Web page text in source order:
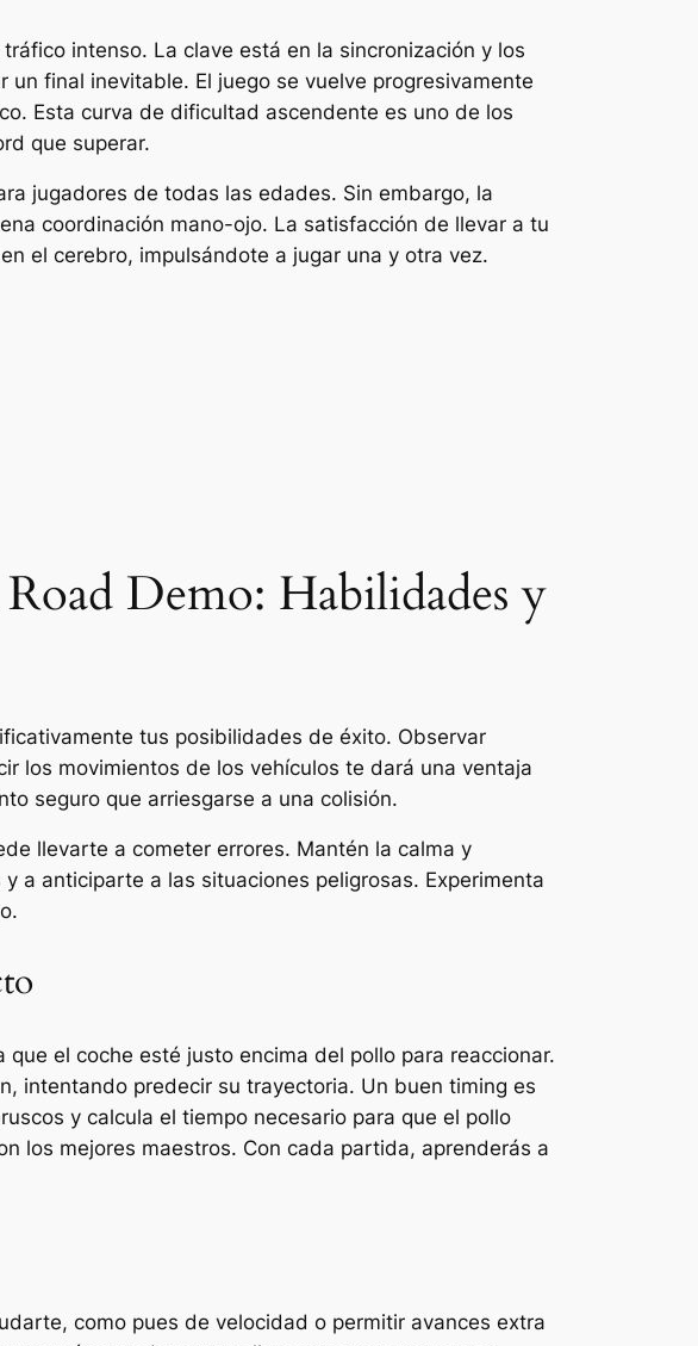
intenso. La clave está en la sincronización y los
final inevitable. El juego se vuelve progresivamente
Esta curva de dificultad ascendente es uno de los
que superar.
jugadores de todas las edades. Sin embargo, la
coordinación mano-ojo. La satisfacción de llevar a tu
el cerebro, impulsándote a jugar una y otra vez.
Demo: Habilidades y
tus posibilidades de éxito. Observar
los movimientos de los vehículos te dará una ventaja
seguro que arriesgarse a una colisión.
llevarte a cometer errores. Mantén la calma y
a anticiparte a las situaciones peligrosas. Experimenta
que el coche esté justo encima del pollo para reaccionar.
intentando predecir su trayectoria. Un buen timing es
y calcula el tiempo necesario para que el pollo
los mejores maestros. Con cada partida, aprenderás a
como pues de velocidad o permitir avances extra